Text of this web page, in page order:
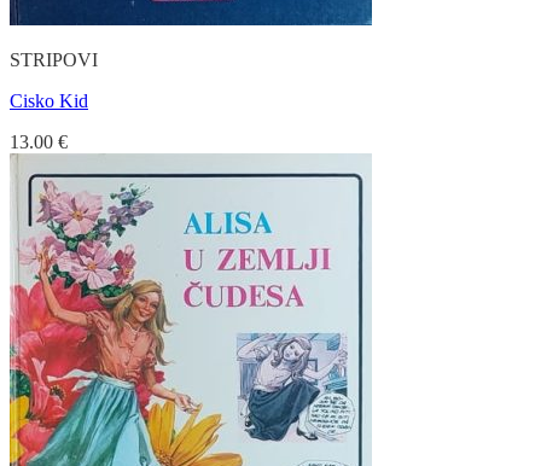
STRIPOVI
Cisko Kid
13.00 €